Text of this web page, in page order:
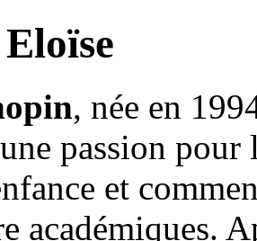
, née en
passion pour
et
académiques.